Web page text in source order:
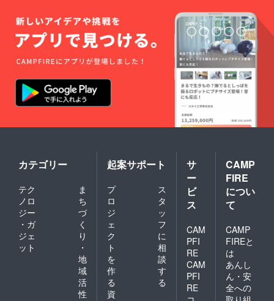
ませ
ん。 ※
アー
ティス
トのサ
インな
ども付
きませ
ん。
よって
前後す
る場合
がござ
いま
す。
開催日
程が決
まり次
連絡し
ビジュ
アル写
真 スマ
ホ壁紙
データ
送付 ※
画面ア
ト比は
:19.5（
1080 x
2340）
」を基
準に作
成いた
よって
前後す
る場合
がござ
いま
す。
開催日
程が決
まり次
めてご
連絡し
ます。
データ
送付
（MP4
デー
タ） ・
仮編集
データ
（MP4
デー
タ） ・
台本送
付（企
画稿、
準備
稿、決
カテゴリー
テク
ノロ
ジー
・ガ
ジェ
ット
ま
ち
づ
く
り
・
地
域
活
性
起案サポート
プ
ロ
ジ
ェ
ク
ト
を
作
る
ス
タ
ッ
フ
に
相
談
す
る
資
サ
ー
ビ
ス
CAM
PFI
RE
CAM
PFI
RE
CAMP
FIRE
につい
て
CAMP
FIREと
は
あんし
ん・安
全への